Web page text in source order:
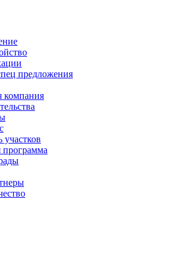
предложения
компания
участков
программа